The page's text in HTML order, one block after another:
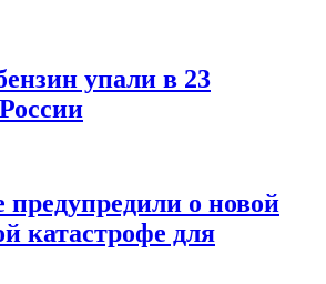
упали в 23
предупредили о новой
катастрофе для